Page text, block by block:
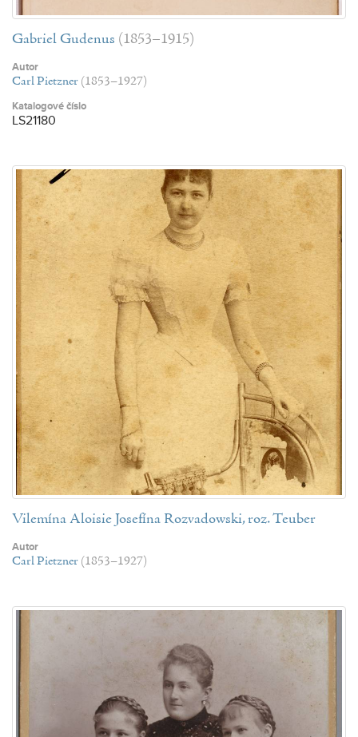
Gabriel Gudenus (1853–1915)
Autor
Carl Pietzner (1853–1927)
Katalogové číslo
LS21180
Vilemína Aloisie Josefína Rozvadowski, roz. Teuber
Autor
Carl Pietzner (1853–1927)